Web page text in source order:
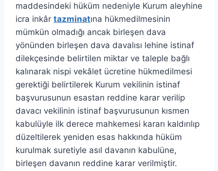
maddesindeki hüküm nedeniyle Kurum aleyhine
icra inkâr tazminatına hükmedilmesinin
mümkün olmadığı ancak birleşen dava
yönünden birleşen dava davalısı lehine istinaf
dilekçesinde belirtilen miktar ve taleple bağlı
kalınarak nispi vekâlet ücretine hükmedilmesi
gerektiği belirtilerek Kurum vekilinin istinaf
başvurusunun esastan reddine karar verilip
davacı vekilinin istinaf başvurusunun kısmen
kabulüyle ilk derece mahkemesi kararı kaldırılıp
düzeltilerek yeniden esas hakkında hüküm
kurulmak suretiyle asıl davanın kabulüne,
birleşen davanın reddine karar verilmiştir.